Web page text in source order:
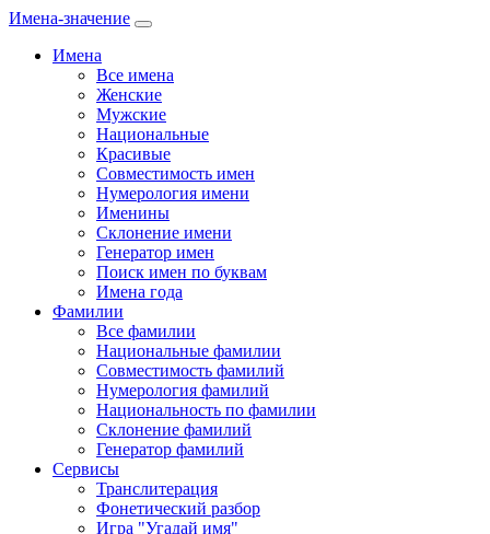
Имена-значение
Имена
Все имена
Женские
Мужские
Национальные
Красивые
Совместимость имен
Нумерология имени
Именины
Склонение имени
Генератор имен
Поиск имен по буквам
Имена года
Фамилии
Все фамилии
Национальные фамилии
Совместимость фамилий
Нумерология фамилий
Национальность по фамилии
Склонение фамилий
Генератор фамилий
Сервисы
Транслитерация
Фонетический разбор
Игра "Угадай имя"